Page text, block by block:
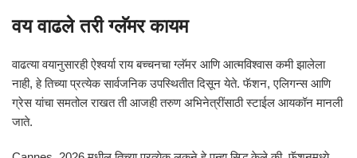
वय वाढले तरी ग्लॅमर कायम
वाढत्या वयानुसारही ऐश्वर्या राय बच्चनचा ग्लॅमर आणि आत्मविश्वास कमी झालेला
नाही, हे तिच्या प्रत्येक सार्वजनिक उपस्थितीत दिसून येते. फॅशन, एलिगन्स आणि
ग्रेस यांचा समतोल राखत ती आजही तरुण अभिनेत्रींसाठी स्टाईल आयकॉन मानली
जाते.